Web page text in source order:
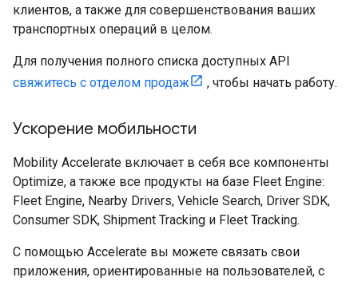
клиентов, а также для совершенствования ваших
транспортных операций в целом.
Для получения полного списка доступных API
свяжитесь с отделом продаж
, чтобы начать работу.
Ускорение мобильности
Mobility Accelerate включает в себя все компоненты
Optimize, а также все продукты на базе Fleet Engine:
Fleet Engine, Nearby Drivers, Vehicle Search, Driver SDK,
Consumer SDK, Shipment Tracking и Fleet Tracking.
С помощью Accelerate вы можете связать свои
приложения, ориентированные на пользователей, с